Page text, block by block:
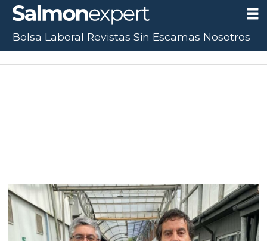
Bolsa Laboral Revistas Sin Escamas Nosotros